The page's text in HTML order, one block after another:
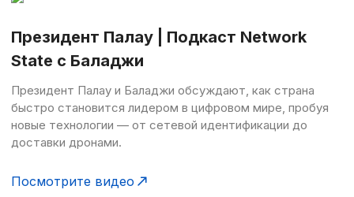
Президент Палау | Подкаст Network
State с Баладжи
Президент Палау и Баладжи обсуждают, как страна
быстро становится лидером в цифровом мире, пробуя
новые технологии — от сетевой идентификации до
доставки дронами.
Посмотрите видео